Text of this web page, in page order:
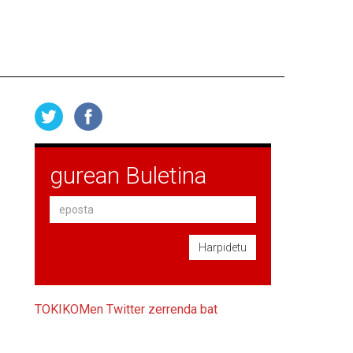
gurean Buletina
Harpidetu
TOKIKOMen Twitter zerrenda bat